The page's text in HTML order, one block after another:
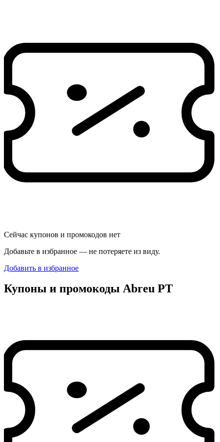
Сейчас купонов и промокодов нет
Добавьте в избранное — не потеряете из виду.
Добавить в избранное
Купоны и промокоды Abreu PT